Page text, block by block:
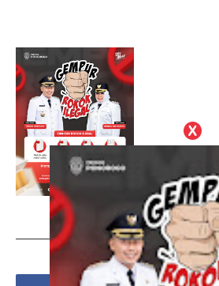
Social Plugin